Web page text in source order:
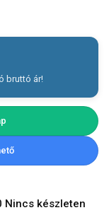
bruttó ár!
Nincs készleten